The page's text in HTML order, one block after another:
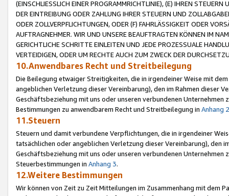
(EINSCHLIESSLICH EINER PROGRAMMRICHTLINIE), (E) IHREN
DER EINTREIBUNG ODER ZAHLUNG IHRER STEUERN UND
ODER ZOLLVERPFLICHTUNGEN, ODER (F) FAHRLÄSSIGKEIT ODER
AUFTRAGNEHMER. WIR UND UNSERE BEAUFTRAGTEN KÖNNEN IM
GERICHTLICHE SCHRITTE EINLEITEN UND JEDE PROZESSUALE
VERTEIDIGEN, ODER UM RECHTE AUCH ZUM ZWECK DER
10.Anwendbares Recht und Streitbeilegung
Die Beilegung etwaiger Streitigkeiten, die in irgendeiner Weise mit
angeblichen Verletzung dieser Vereinbarung), den im Rahmen dieser
Geschäftsbeziehung mit uns oder unseren verbundenen
Bestimmungen zu anwendbarem Recht und Streitbeilegung in Anhang 2
11.Steuern
Steuern und damit verbundene Verpflichtungen, die in irgendeiner
tatsächlichen oder angeblichen Verletzung dieser Vereinbarung), den
Geschäftsbeziehung mit uns oder unseren verbundenen
Steuerbestimmungen in Anhang 3.
12.Weitere Bestimmungen
Wir können von Zeit zu Zeit Mitteilungen im Zusammenhang mit dem